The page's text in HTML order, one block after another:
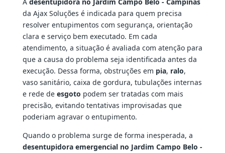
A desentupidora no Jardim Campo Belo - Campinas
da Ajax Soluções é indicada para quem precisa
resolver entupimentos com segurança, orientação
clara e serviço bem executado. Em cada
atendimento, a situação é avaliada com atenção para
que a causa do problema seja identificada antes da
execução. Dessa forma, obstruções em pia, ralo,
vaso sanitário, caixa de gordura, tubulações internas
e rede de esgoto podem ser tratadas com mais
precisão, evitando tentativas improvisadas que
poderiam agravar o entupimento.
Quando o problema surge de forma inesperada, a
desentupidora emergencial no Jardim Campo Belo -